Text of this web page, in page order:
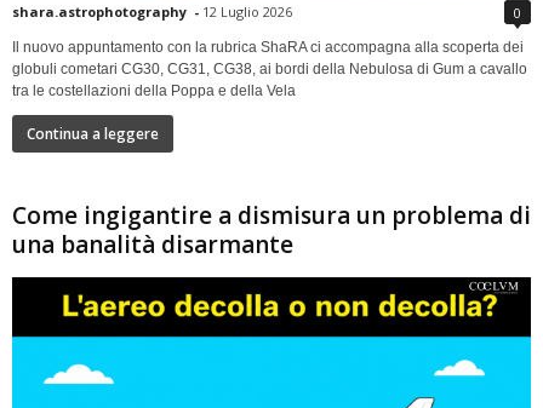
shara.astrophotography - 12 Luglio 2026 0
Il nuovo appuntamento con la rubrica ShaRA ci accompagna alla scoperta dei
globuli cometari CG30, CG31, CG38, ai bordi della Nebulosa di Gum a cavallo
tra le costellazioni della Poppa e della Vela
Continua a leggere
Come ingigantire a dismisura un problema di
una banalità disarmante